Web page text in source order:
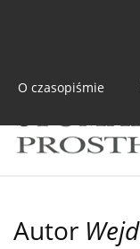
O czasopiśmie
Autor